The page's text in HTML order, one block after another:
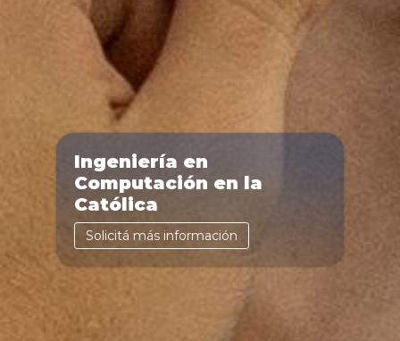
Ingeniería en
Computación en la
Católica
Solicitá más información